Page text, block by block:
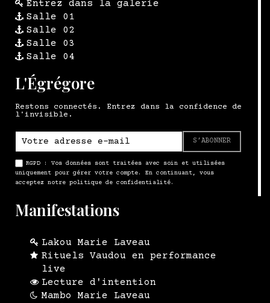
Entrez dans la galerie
Salle 01
Salle 02
Salle 03
Salle 04
L'Égrégore
Restons connectés. Entrez dans la confidence de
l'invisible.
S’ABONNER
RGPD : Vos données sont traitées avec soin et utilisées
uniquement pour gérer votre compte. En continuant, vous
acceptez notre politique de confidentialité.
Manifestations
Lakou Marie Laveau
Rituels Vaudou en performance
live
Lecture d'intention
Mambo Marie Laveau